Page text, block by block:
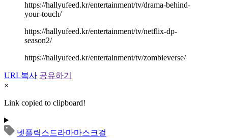
https://hallyufeed.kr/entertainment/tv/drama-behind-
your-touch/
https://hallyufeed.kr/entertainment/tv/netflix-dp-
season2/
https://hallyufeed.kr/entertainment/tv/zombieverse/
URL복사 공유하기
×
Link copied to clipboard!
넷플릭스드라마마스크걸